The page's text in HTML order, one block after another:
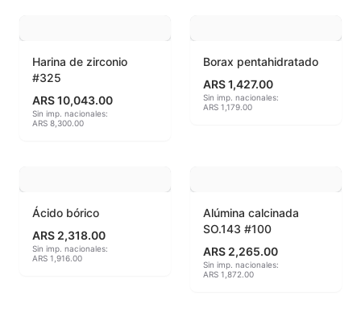
Herramientas
Jaspeadores
Lápices y rotuladores
Libros y Revistas
Harina de zirconio
#325
ARS 10,043.00
Sin imp. nacionales:
ARS 8,300.00
Borax pentahidratado
ARS 1,427.00
Sin imp. nacionales:
ARS 1,179.00
Ácido bórico
ARS 2,318.00
Sin imp. nacionales:
ARS 1,916.00
Alúmina calcinada
SO.143 #100
ARS 2,265.00
Sin imp. nacionales:
ARS 1,872.00